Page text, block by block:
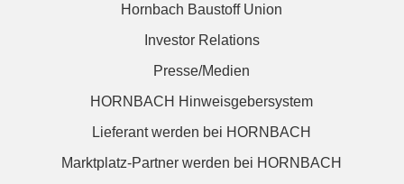
Hornbach Baustoff Union
Investor Relations
Presse/Medien
HORNBACH Hinweisgebersystem
Lieferant werden bei HORNBACH
Marktplatz-Partner werden bei HORNBACH